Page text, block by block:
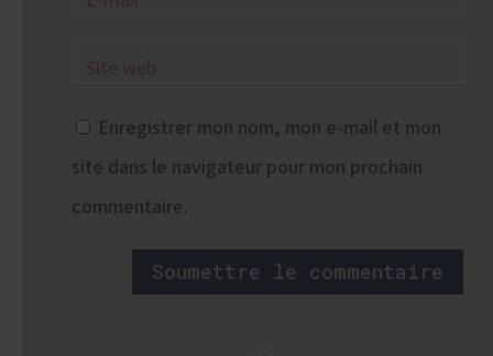
Enregistrer mon nom, mon e-mail et mon
site dans le navigateur pour mon prochain
commentaire.
Soumettre le commentaire